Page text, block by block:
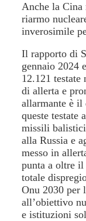
Anche la Cina
riarmo
inverosimile
Il rapporto di
gennaio 2024
12.121
di allerta e
allarmante è il
queste testate
missili
alla Russia e
messo in
punta a oltre
totale
Onu 2030 per
all’obiettivo
e istituzioni